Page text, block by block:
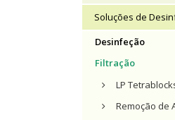
Soluções de
Desinfeção
Filtração
LP
Remoção de